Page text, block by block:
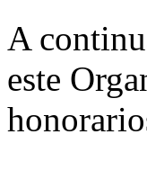
A
este